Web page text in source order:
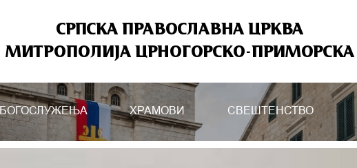
СРПСКА ПРАВОСЛАВНА ЦРКВА
МИТРОПОЛИЈА ЦРНОГОРСКО-ПРИМОРСКА
БОГОСЛУЖЕЊА ХРАМОВИ СВЕШТЕНСТВО